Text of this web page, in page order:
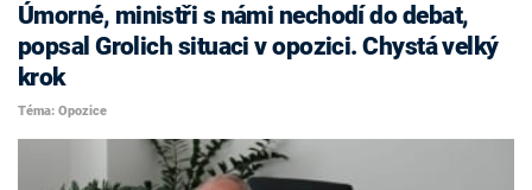
Úmorné, ministři s námi nechodí do debat,
popsal Grolich situaci v opozici. Chystá velký
krok
Téma: Opozice